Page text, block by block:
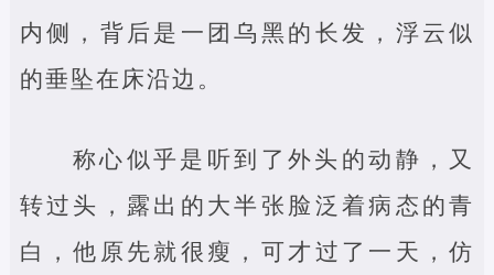
内侧，背后是一团乌黑的长发，浮云似
的垂坠在床沿边。
称心似乎是听到了外头的动静，又
转过头，露出的大半张脸泛着病态的青
白，他原先就很瘦，可才过了一天，仿